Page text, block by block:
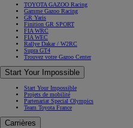
TOYOTA GAZOO Racing
Gamme Gazoo Racing
GR Yaris
Finition GR SPORT
FIA WRC
FIA WEC
Rallye Dakar / W2RC
Supra GT4
Trouvez votre Gazoo Center
Start Your Impossible
Start Your Impossible
Projets de mobilité
Partenariat Special Olympics
Team Toyota France
Carrières